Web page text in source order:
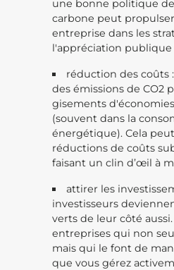
une bonne politique
carbone peut
entreprise dans les
l'appréciation publique
réduction des coûts
des émissions de CO2
gisements
(souvent dans la
énergétique). Cela
réductions de coûts
faisant un clin d’œil à
attirer les
investisseurs
verts de leur côté
entreprises qui non
mais qui le font de
que vous gérez